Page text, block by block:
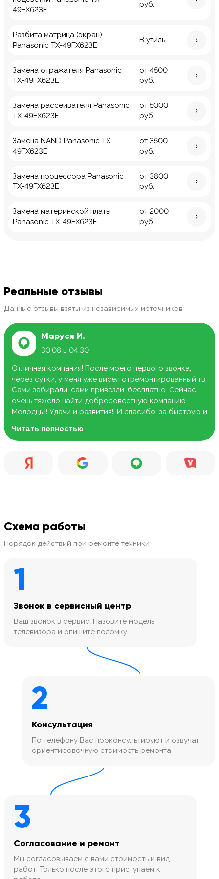
49FX623E
руб.
Разбита матрица (экран)
Panasonic TX-49FX623E
В утиль
Замена отражателя Panasonic
TX-49FX623E
от 4500
руб.
Замена рассеивателя Panasonic
TX-49FX623E
от 5000
руб.
Замена NAND Panasonic TX-
49FX623E
от 3500
руб.
Замена процессора Panasonic
TX-49FX623E
от 3800
руб.
Замена материнской платы
Panasonic TX-49FX623E
от 2000
руб.
Реальные отзывы
Данные отзывы взяты из независимых источников
Маруся И.
30.08 в 04:30
Отличная компания! После моего первого звонка,
через сутки, у меня уже висел отремонтированный тв.
Сами забирали, сами привезли, бесплатно. Сейчас
очень тяжело найти добросовестную компанию.
Молодцы!! Удачи и развития!! И спасибо, за быструю и
Читать полностью
Схема работы
Порядок действий при ремонте техники
1
Звонок в сервисный центр
Ваш звонок в сервис. Назовите модель
телевизора и опишите поломку
2
Консультация
По телефону Вас проконсультируют и озвучат
ориентировочную стоимость ремонта
3
Согласование и ремонт
Мы согласовываем с вами стоимость и вид
работ. Только после этого приступаем к